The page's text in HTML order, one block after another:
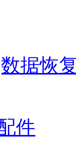
据恢
件